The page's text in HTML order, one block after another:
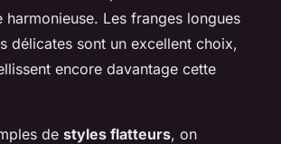
harmonieuse. Les franges longues
délicates sont un excellent choix,
encore davantage cette
de styles flatteurs, on